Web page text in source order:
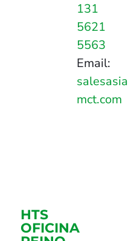
131
5621
5563
Email:
mct.com
HTS
OFICINA